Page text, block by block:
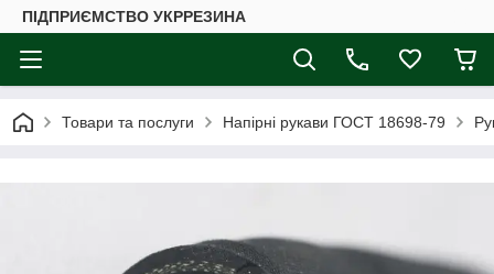
ПІДПРИЄМСТВО УКРРЕЗИНА
Товари та послуги Напірні рукави ГОСТ 18698-79